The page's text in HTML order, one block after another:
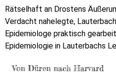
Rätselhaft an Drostens
Verdacht nahelegte,
Epidemiologe praktisch
Epidemiologie in Lauterbachs
Von Düren nach Harvard